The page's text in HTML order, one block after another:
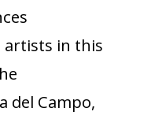
artists in this
del Campo,